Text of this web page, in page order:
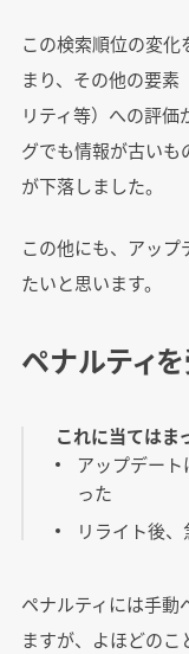
この検索順位の変
まり、その他の要
リティ等）への評価
グでも情報が古いも
が下落しました。
この他にも、アッ
たいと思います。
ペナルティ
これに当てはま
アップデー
った
リライト後
ペナルティには手動
ますが、よほどの